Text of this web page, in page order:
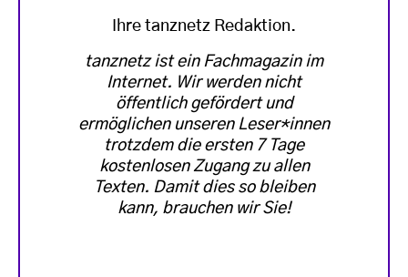
Ihre tanznetz Redaktion.
tanznetz ist ein Fachmagazin im
Internet. Wir werden nicht
öffentlich gefördert und
ermöglichen unseren Leser*innen
trotzdem die ersten 7 Tage
kostenlosen Zugang zu allen
Texten. Damit dies so bleiben
kann, brauchen wir Sie!